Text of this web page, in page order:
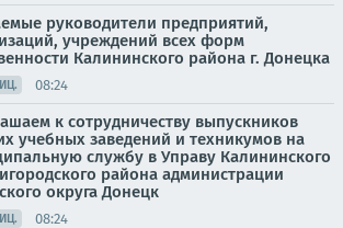
руководители предприятий,
учреждений всех форм
Калининского района г. Донецка
08:24
к сотрудничеству выпускников
учебных заведений и техникумов на
службу в Управу Калининского
района администрации
округа Донецк
08:24